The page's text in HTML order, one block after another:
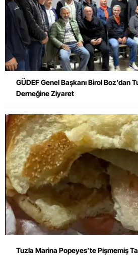
GÜDEF Genel Başkanı Birol Boz’dan
Derneğine Ziyaret
Tuzla Marina Popeyes’te Pişmemiş